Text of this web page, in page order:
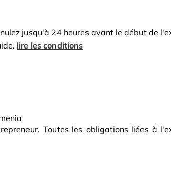
jusqu'à 24 heures avant le début de
lire les conditions
Toutes les obligations liées à